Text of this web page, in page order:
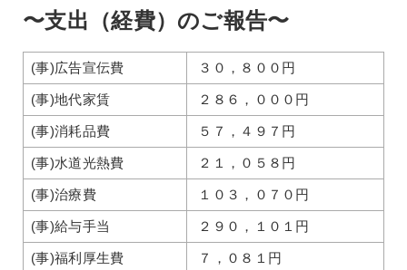
〜支出（経費）のご報告〜
(事)広告宣伝費 ３０，８００円
(事)地代家賃 ２８６，０００円
(事)消耗品費 ５７，４９７円
(事)水道光熱費 ２１，０５８円
(事)治療費 １０３，０７０円
(事)給与手当 ２９０，１０１円
(事)福利厚生費 ７，０８１円